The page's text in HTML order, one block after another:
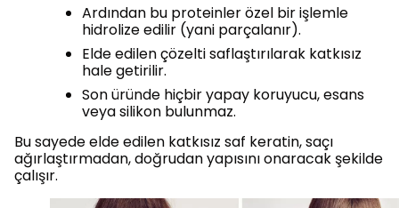
Ardından bu proteinler özel bir işlemle
hidrolize edilir (yani parçalanır).
Elde edilen çözelti saflaştırılarak katkısız
hale getirilir.
Son üründe hiçbir yapay koruyucu, esans
veya silikon bulunmaz.
Bu sayede elde edilen katkısız saf keratin, saçı
ağırlaştırmadan, doğrudan yapısını onaracak şekilde
çalışır.